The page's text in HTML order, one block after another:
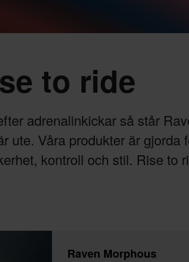
to ride
adrenalinkickar så står
ute. Våra produkter är gjorda
kontroll och stil. Rise to
Raven Morphous